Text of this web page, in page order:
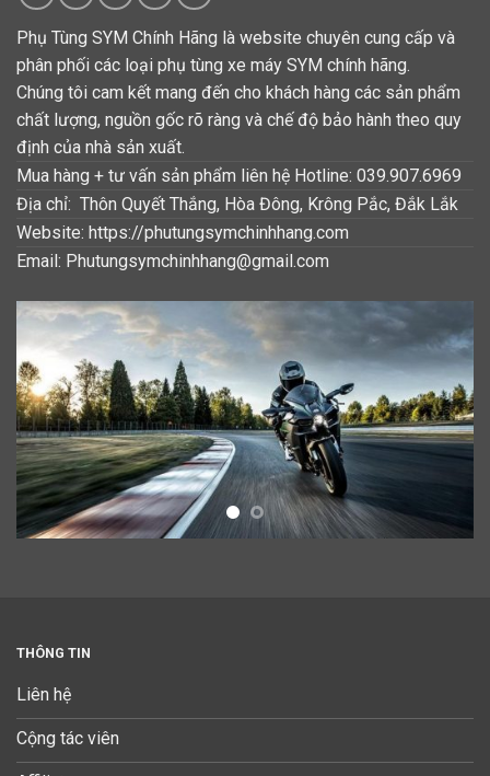
Phụ Tùng SYM Chính Hãng là website chuyên cung cấp và
phân phối các loại phụ tùng xe máy SYM chính hãng.
Chúng tôi cam kết mang đến cho khách hàng các sản phẩm
chất lượng, nguồn gốc rõ ràng và chế độ bảo hành theo quy
định của nhà sản xuất.
Mua hàng + tư vấn sản phẩm liên hệ Hotline: 039.907.6969
Địa chỉ: Thôn Quyết Thắng, Hòa Đông, Krông Pắc, Đắk Lắk
Website: https://phutungsymchinhhang.com
Email: Phutungsymchinhhang@gmail.com
THÔNG TIN
Liên hệ
Cộng tác viên